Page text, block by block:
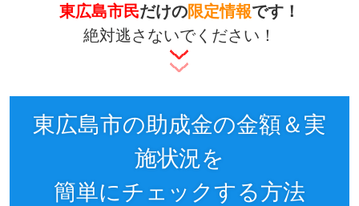
東広島市民だけの限定情報です！
絶対逃さないでください！
東広島市の助成金の金額＆実
施状況を
簡単にチェックする方法